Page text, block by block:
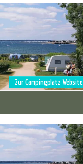
Zur Campingplatz Website